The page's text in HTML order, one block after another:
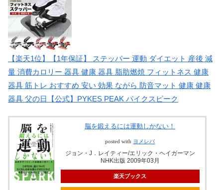
【楽天1位】【1年保証】 ステッパー 運動 ダイエット 産後 減
量 消費カロリー 器具 健康 器具 脂肪燃焼 フィットネス 健康
器具 筋トレ おすすめ 安い 効果 ながら 防音マット 健康 健康
器具 父の日【公式】PYKES PEAK パイクスピーク
脳を鍛えるには運動しかない！
posted with ヨメレバ
ジョン・J．レイティー/エリック・ヘイガーマン
NHK出版 2009年03月
楽天ブックス